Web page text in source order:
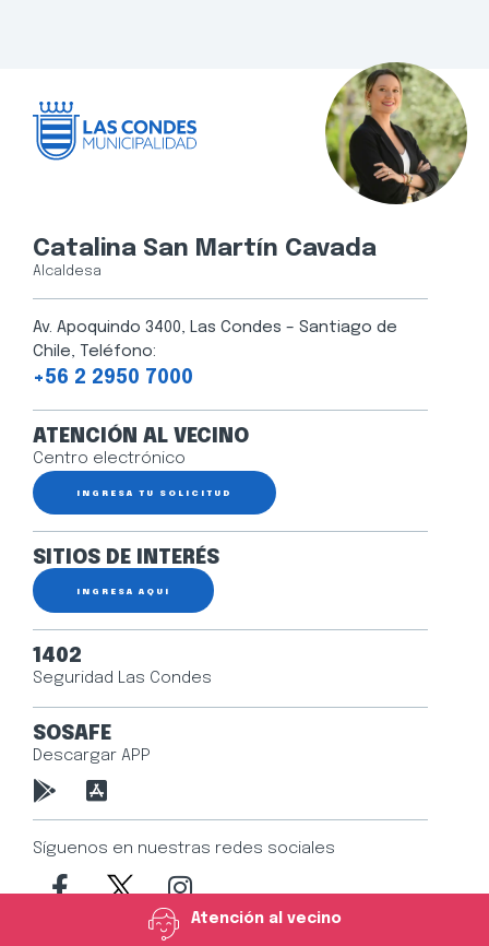
Atención al vecino
Catalina San Martín Cavada
Alcaldesa
Av. Apoquindo 3400, Las Condes – Santiago de
Chile, Teléfono:
+56 2 2950 7000
ATENCIÓN AL VECINO
Centro electrónico
INGRESA TU SOLICITUD
SITIOS DE INTERÉS
INGRESA AQUÍ
1402
Seguridad Las Condes
SOSAFE
Descargar APP
Síguenos en nuestras redes sociales